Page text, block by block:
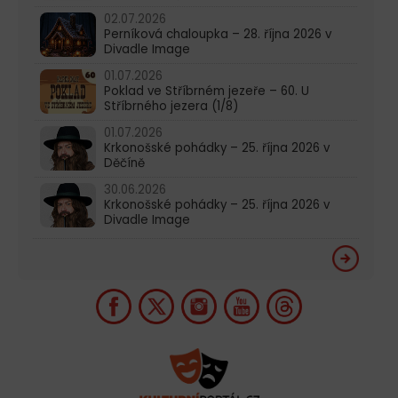
02.07.2026
Perníková chaloupka – 28. října 2026 v
Divadle Image
01.07.2026
Poklad ve Stříbrném jezeře – 60. U
Stříbrného jezera (1/8)
01.07.2026
Krkonošské pohádky – 25. října 2026 v
Děčíně
30.06.2026
Krkonošské pohádky – 25. října 2026 v
Divadle Image